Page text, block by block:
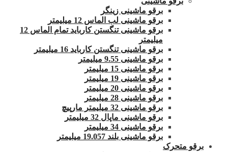
برقو ماشینی زینگر
برقو ماشینی لب الماس 12 میلیمتر
برقو ماشینی تنگستن کارباید تمام الماس 12
میلیمتر
برقو ماشینی تنگستن کارباید 16 میلیمتر
برقو ماشینی 9.55 میلیمتر
برقو ماشینی 15 میلیمتر
برقو ماشینی 19 میلیمتر
برقو ماشینی 20 میلیمتر
برقو ماشینی 28 میلیمتر
برقو ماشینی 32 میلیمتر مارپیچ
برقو ماشینی ماپال 32 میلیمتر
برقو ماشینی 34 میلیمتر
برقو ماشینی بلند 19.057 میلیمتر
برقو متحرک